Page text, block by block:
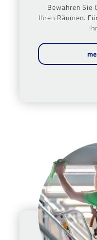
Bewahren Sie
Ihren Räumen.